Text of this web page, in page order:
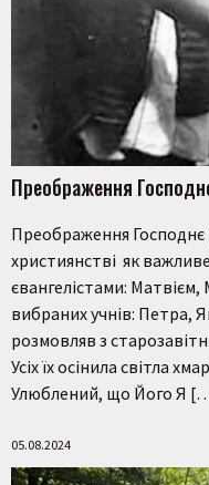
Преображення
Преображення Господнє
християнстві як
євангелістами:
вибраних учнів: Петра,
розмовляв з
Усіх їх осінила світла
Улюблений, що Його Я
05.08.2024